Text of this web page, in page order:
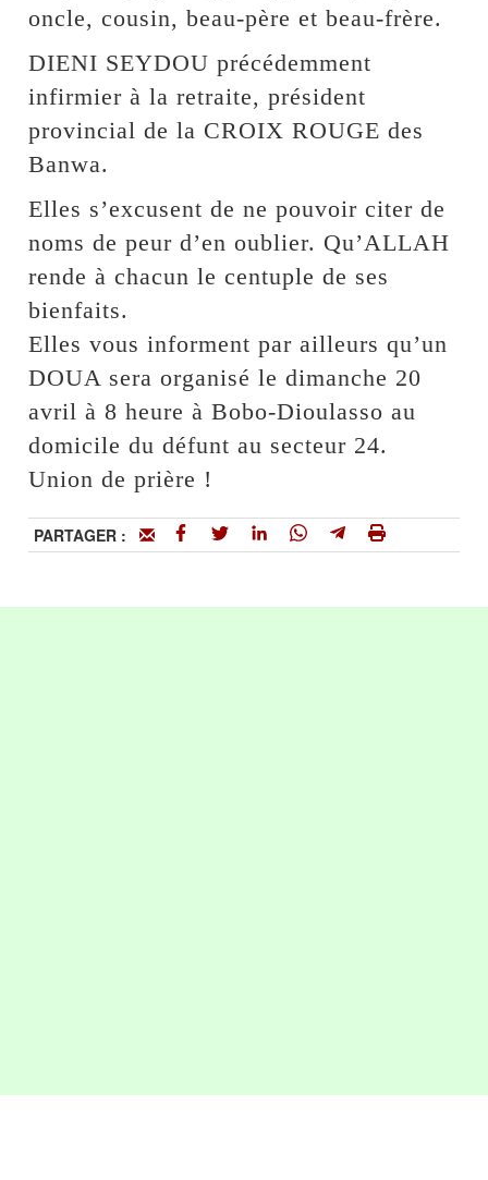
oncle, cousin, beau-père et beau-frère.
DIENI SEYDOU précédemment
infirmier à la retraite, président
provincial de la CROIX ROUGE des
Banwa.
Elles s’excusent de ne pouvoir citer de
noms de peur d’en oublier. Qu’ALLAH
rende à chacun le centuple de ses
bienfaits.
Elles vous informent par ailleurs qu’un
DOUA sera organisé le dimanche 20
avril à 8 heure à Bobo-Dioulasso au
domicile du défunt au secteur 24.
Union de prière !
PARTAGER :